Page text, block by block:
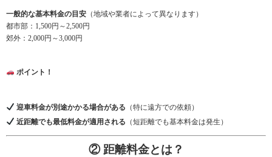
一般的な基本料金の目安 （地域や業者によって異なります）
都市部：1,500円～2,500円
郊外：2,000円～3,000円
ポイント！
迎車料金が別途かかる場合がある （特に遠方での依頼）
近距離でも最低料金が適用される （短距離でも基本料金は発生）
② 距離料金とは？